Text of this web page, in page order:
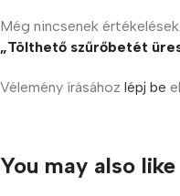
Még nincsenek értékelések.
„Tölthető szűrőbetét
Vélemény írásához lépj be
You may also like